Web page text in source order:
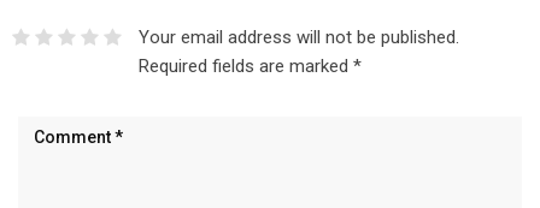
Your email address will not be published.
Required fields are marked *